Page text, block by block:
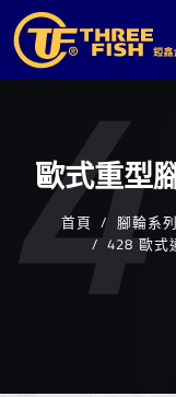
歐式重型
首頁 腳輪系列
428 歐式
4